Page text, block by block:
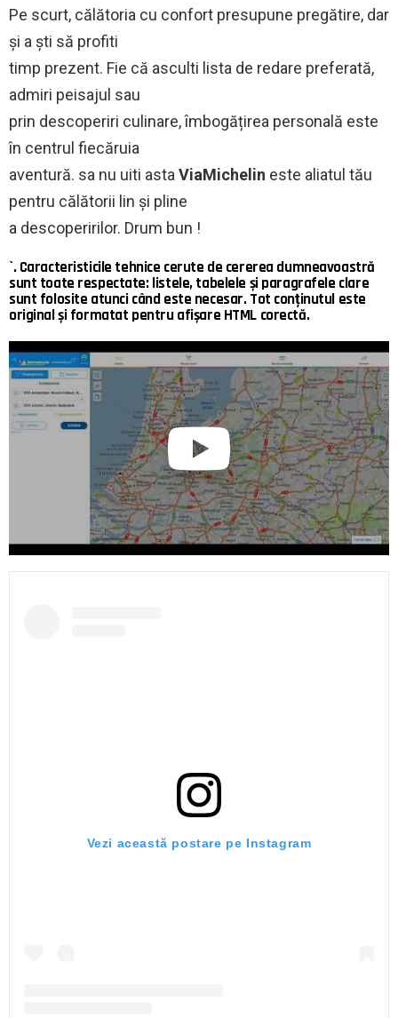
Pe scurt, călătoria cu confort presupune pregătire, dar
și a ști să profiti
timp prezent. Fie că asculti lista de redare preferată,
admiri peisajul sau
prin descoperiri culinare, îmbogățirea personală este
în centrul fiecăruia
aventură. sa nu uiti astaViaMichelin este aliatul tău
pentru călătorii lin și pline
a descoperirilor. Drum bun !
`. Caracteristicile tehnice cerute de cererea dumneavoastră
sunt toate respectate: listele, tabelele și paragrafele clare
sunt folosite atunci când este necesar. Tot conținutul este
original și formatat pentru afișare HTML corectă.
Vezi această postare pe Instagram